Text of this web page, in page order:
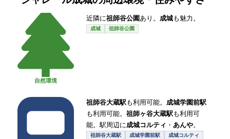
自然環境
近隣に祖師谷公園あり。 成城も魅力。
成城 祖師谷公園
祖師谷大蔵駅も利用可能。 成城学園前駅
も利用可能。 祖師ヶ谷大蔵駅も利用可
能。駅周辺に成城コルティ ・ あんや。
祖師谷大蔵駅 成城学園前駅
成城コルティ